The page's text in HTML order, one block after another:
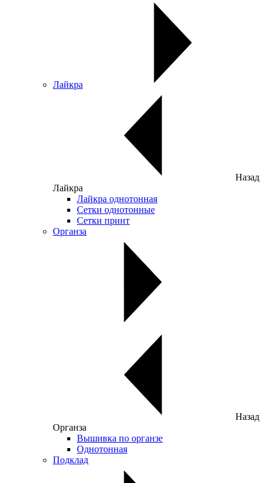
Лайкра
Назад
Лайкра
Лайкра однотонная
Сетки однотонные
Сетки принт
Органза
Назад
Органза
Вышивка по органзе
Однотонная
Подклад